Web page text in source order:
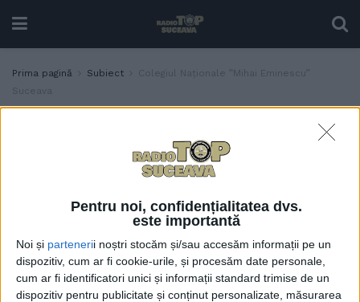
Pentru noi, confidențialitatea dvs.
este importantă
Noi și partenerii noștri stocăm și/sau accesăm informații pe un
dispozitiv, cum ar fi cookie-urile, și procesăm date personale,
cum ar fi identificatori unici și informații standard trimise de un
dispozitiv pentru publicitate și conținut personalizate, măsurarea
Prima pagină Subiect
Colegiul Naționale ”Mihai Eminescu”
Suceava
Prof. Anca Gorban, după
Bacalaureatului: Subiecte
echilibrate, net mai
accesibile decît cele din
simulare, și cerințe clare
30 IUNIE, 2026